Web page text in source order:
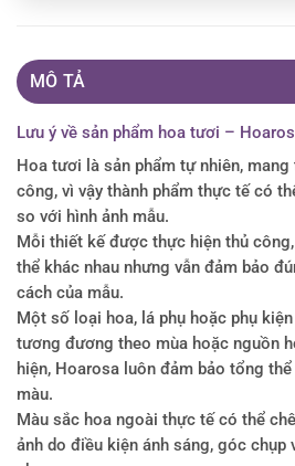
MÔ TẢ
Lưu ý về sản phẩm hoa tươi –
Hoa tươi là sản phẩm tự nhiên,
công, vì vậy thành phẩm thực tế có
so với hình ảnh mẫu.
Mỗi thiết kế được thực hiện thủ
thể khác nhau nhưng vẫn đảm bảo
cách của mẫu.
Một số loại hoa, lá phụ hoặc phụ
tương đương theo mùa hoặc nguồn
hiện, Hoarosa luôn đảm bảo tổng
màu.
Màu sắc hoa ngoài thực tế có thể
ảnh do điều kiện ánh sáng, góc chụp